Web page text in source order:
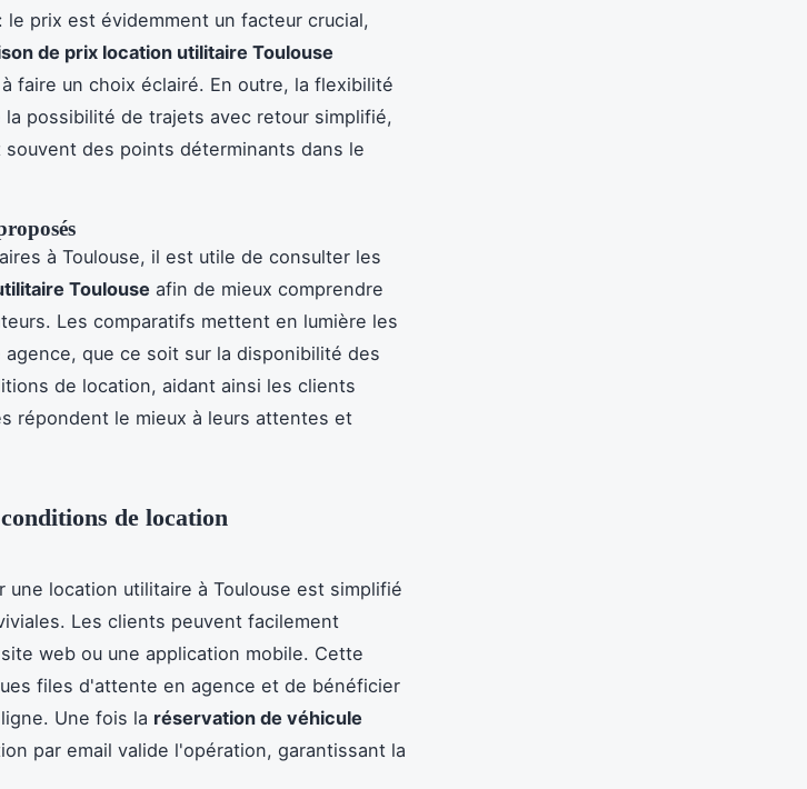
prix est évidemment un facteur crucial,
de prix location utilitaire Toulouse
faire un choix éclairé. En outre, la flexibilité
possibilité de trajets avec retour simplifié,
des points déterminants dans le
à Toulouse, il est utile de consulter les
Toulouse afin de mieux comprendre
Les comparatifs mettent en lumière les
que ce soit sur la disponibilité des
de location, aidant ainsi les clients
répondent le mieux à leurs attentes et
de location
une location utilitaire à Toulouse est simplifié
Les clients peuvent facilement
web ou une application mobile. Cette
files d'attente en agence et de bénéficier
Une fois la réservation de véhicule
par email valide l'opération, garantissant la